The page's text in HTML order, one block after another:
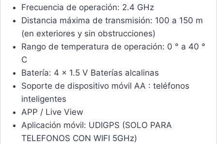
Frecuencia de operación: 2.4 GHz
Distancia máxima de transmisión: 100 a 150 m
(en exteriores y sin obstrucciones)
Rango de temperatura de operación: 0 ° a 40 °
C
Batería: 4 × 1.5 V Baterías alcalinas
Soporte de dispositivo móvil AA : teléfonos
inteligentes
APP / Live View
Aplicación móvil: UDIGPS (SOLO PARA
TELEFONOS CON WIFI 5GHz)